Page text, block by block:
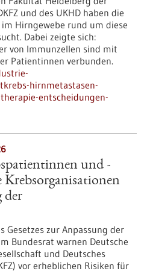
und des UKHD haben die
Hirngewebe rund um diese
Dabei zeigte sich:
von Immunzellen sind mit
Patientinnen verbunden.
hirnmetastasen-
entscheidungen-
und -
Krebsorganisationen
der
Gesetzes zur Anpassung der
Bundesrat warnen Deutsche
und Deutsches
vor erheblichen Risiken für